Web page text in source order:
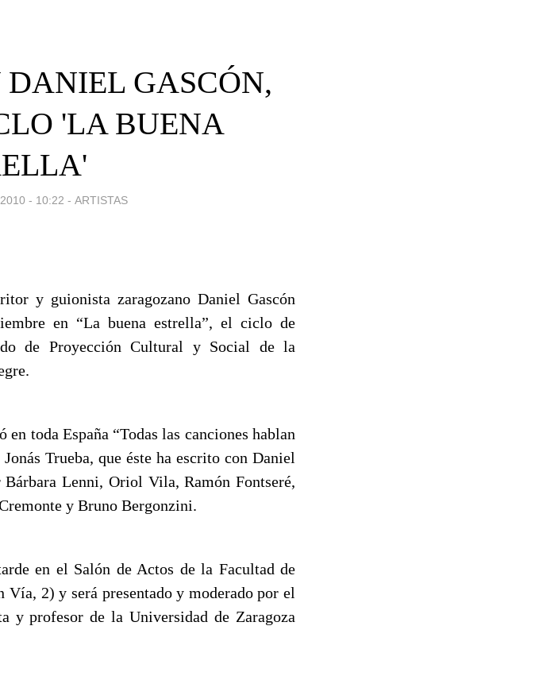
GASCÓN,
'LA BUENA
- 10:22 - ARTISTAS
y guionista zaragozano Daniel Gascón
en “La buena estrella”, el ciclo de
de Proyección Cultural y Social de la
toda España “Todas las canciones hablan
Trueba, que éste ha escrito con Daniel
Lenni, Oriol Vila, Ramón Fontseré,
y Bruno Bergonzini.
en el Salón de Actos de la Facultad de
2) y será presentado y moderado por el
y profesor de la Universidad de Zaragoza